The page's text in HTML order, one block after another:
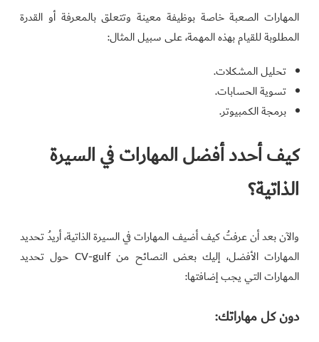
المهارات الصعبة خاصة بوظيفة معينة وتتعلق بالمعرفة أو القدرة
المطلوبة للقيام بهذه المهمة، على سبيل المثال:
تحليل المشكلات.
تسوية الحسابات.
برمجة الكمبيوتر.
كيف أحدد أفضل المهارات في السيرة
الذاتية؟
والآن بعد أن عرفتُ كيف أضيف المهارات في السيرة الذاتية، أريدُ تحديد
المهارات الأفضل، إليك بعض النصائح من CV-gulf حول تحديد
المهارات التي يجب إضافتها:
دون كل مهاراتك: